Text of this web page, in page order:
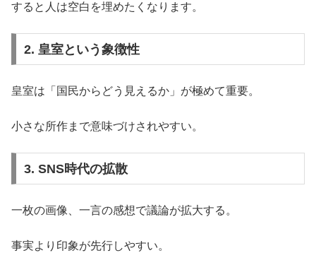
すると人は空白を埋めたくなります。
2. 皇室という象徴性
皇室は「国民からどう見えるか」が極めて重要。
小さな所作まで意味づけされやすい。
3. SNS時代の拡散
一枚の画像、一言の感想で議論が拡大する。
事実より印象が先行しやすい。